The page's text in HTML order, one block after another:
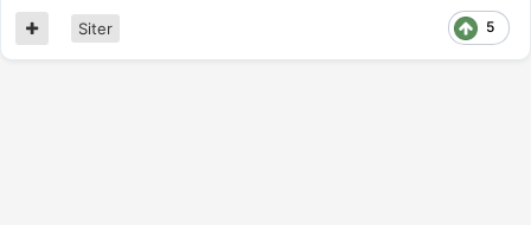
5
Siter